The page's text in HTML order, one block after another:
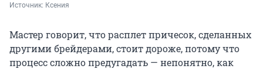
Источник: Ксения
Мастер говорит, что расплет причесок, сделанных
другими брейдерами, стоит дороже, потому что
процесс сложно предугадать — непонятно, как